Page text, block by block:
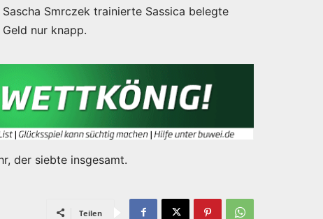
Smrczek trainierte Sassica belegte
nur knapp.
der siebte insgesamt.
Teilen